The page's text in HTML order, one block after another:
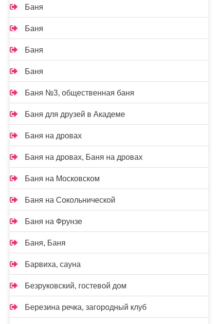
Баня
Баня
Баня
Баня
Баня №3, общественная баня
Баня для друзей в Академе
Баня на дровах
Баня на дровах, Баня на дровах
Баня на Московском
Баня на Сокольнической
Баня на Фрунзе
Баня, Баня
Барвиха, сауна
Безруковский, гостевой дом
Березина речка, загородный клуб